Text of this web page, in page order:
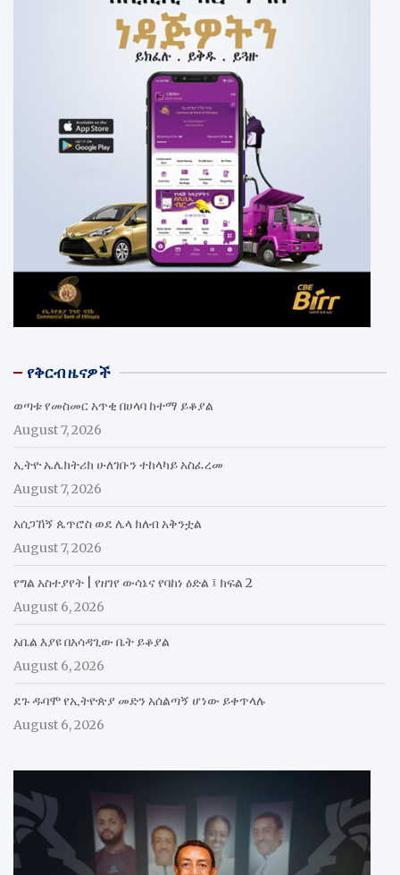
የቅርብ ዜናዎች
ወጣቱ የመስመር አጥቂ በሀላባ ከተማ ይቆያል
August 7, 2026
ኢትዮ ኤሌክትሪክ ሁለገቡን ተከላካይ አስፈረመ
August 7, 2026
አሰጋኸኝ ጴጥሮስ ወደ ሌላ ክለብ አቅንቷል
August 7, 2026
የግል አስተያየት | የዘገየ ውሳኔና የባከነ ዕድል ፤ ክፍል 2
August 6, 2026
አቤል እያዩ በአሳዳጊው ቤት ይቆያል
August 6, 2026
ደጉ ዱባሞ የኢትዮጵያ መድን አሰልጣኝ ሆነው ይቀጥላሉ
August 6, 2026